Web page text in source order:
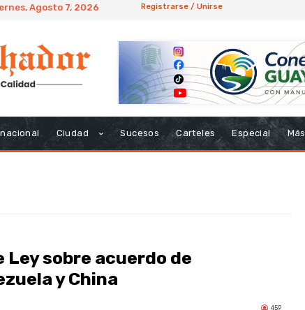
Agosto 7, 2026 Registrarse / Unirse
Ciudad Sucesos Carteles Especial Más
sobre acuerdo de
y China
459